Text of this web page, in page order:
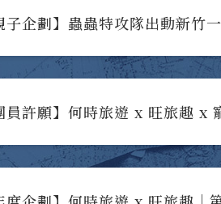
子企劃】蟲蟲特攻隊出動新
員許願】何時旅遊 x 旺旅趣 x